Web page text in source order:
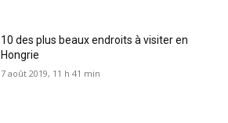
10 des plus beaux endroits à visiter en
Hongrie
7 août 2019, 11 h 41 min